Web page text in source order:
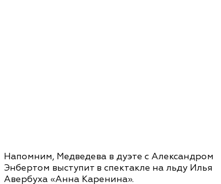
Напомним, Медведева в дуэте с Александром
Энбертом выступит в спектакле на льду Илья
Авербуха «Анна Каренина».